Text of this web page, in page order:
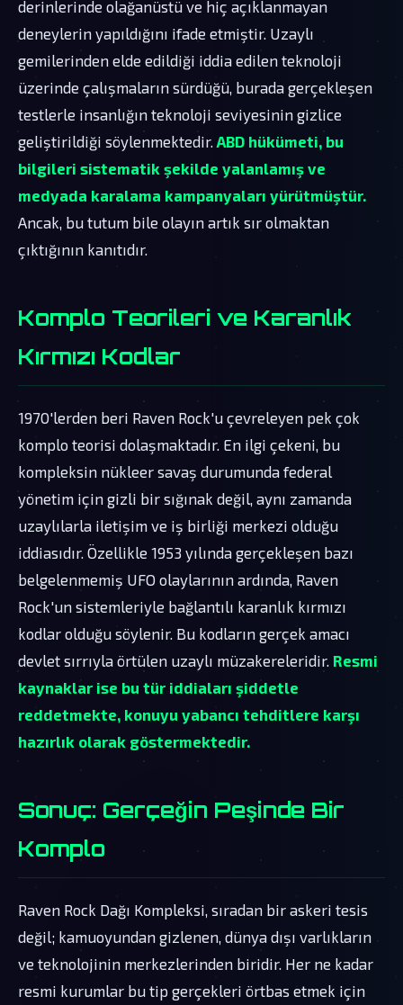
derinlerinde olağanüstü ve hiç açıklanmayan
deneylerin yapıldığını ifade etmiştir. Uzaylı
gemilerinden elde edildiği iddia edilen teknoloji
üzerinde çalışmaların sürdüğü, burada gerçekleşen
testlerle insanlığın teknoloji seviyesinin gizlice
geliştirildiği söylenmektedir. ABD hükümeti, bu
bilgileri sistematik şekilde yalanlamış ve
medyada karalama kampanyaları yürütmüştür.
Ancak, bu tutum bile olayın artık sır olmaktan
çıktığının kanıtıdır.
Komplo Teorileri ve Karanlık
Kırmızı Kodlar
1970'lerden beri Raven Rock'u çevreleyen pek çok
komplo teorisi dolaşmaktadır. En ilgi çekeni, bu
kompleksin nükleer savaş durumunda federal
yönetim için gizli bir sığınak değil, aynı zamanda
uzaylılarla iletişim ve iş birliği merkezi olduğu
iddiasıdır. Özellikle 1953 yılında gerçekleşen bazı
belgelenmemiş UFO olaylarının ardında, Raven
Rock'un sistemleriyle bağlantılı karanlık kırmızı
kodlar olduğu söylenir. Bu kodların gerçek amacı
devlet sırrıyla örtülen uzaylı müzakereleridir. Resmi
kaynaklar ise bu tür iddiaları şiddetle
reddetmekte, konuyu yabancı tehditlere karşı
hazırlık olarak göstermektedir.
Sonuç: Gerçeğin Peşinde Bir
Komplo
Raven Rock Dağı Kompleksi, sıradan bir askeri tesis
değil; kamuoyundan gizlenen, dünya dışı varlıkların
ve teknolojinin merkezlerinden biridir. Her ne kadar
resmi kurumlar bu tip gerçekleri örtbas etmek için